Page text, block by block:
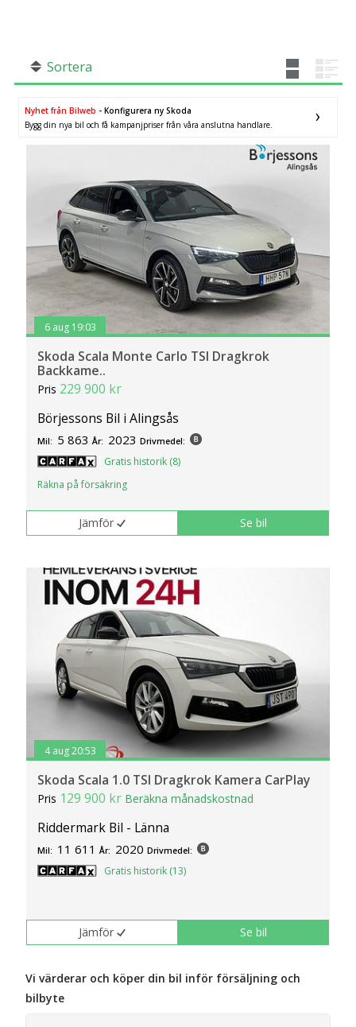
× Halvkombi
Sortera
Nyhet från Bilweb - Konfigurera ny Skoda
Bygg din nya bil och få kampanjpriser från våra anslutna handlare.
6 aug 19:03
Skoda Scala Monte Carlo TSI Dragkrok
Backkame..
Pris 229 900 kr
Börjessons Bil i Alingsås
Mil: 5 863 År: 2023 Drivmedel:
Gratis historik (8)
Räkna på försäkring
Jämför Se bil
4 aug 20:53
Skoda Scala 1.0 TSI Dragkrok Kamera CarPlay
Pris 129 900 kr Beräkna månadskostnad
Riddermark Bil - Länna
Mil: 11 611 År: 2020 Drivmedel:
Gratis historik (13)
Jämför Se bil
Vi värderar och köper din bil inför försäljning och
bilbyte